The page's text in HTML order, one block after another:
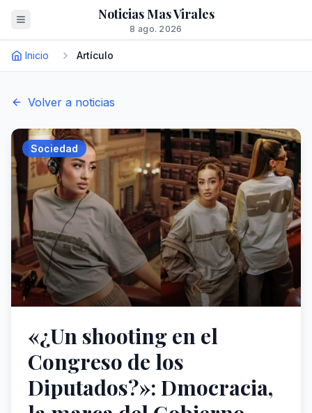
Noticias Mas Virales
8 ago. 2026
Inicio Artículo
Volver a noticias
Sociedad
«¿Un shooting en el
Congreso de los
Diputados?»: Dmocracia,